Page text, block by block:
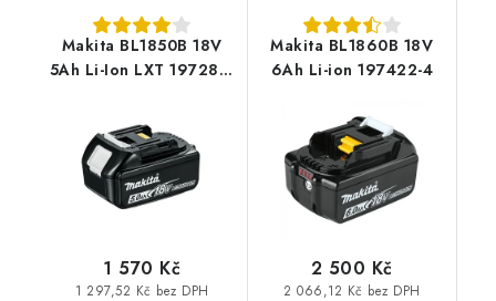
Makita BL1850B 18V
5Ah Li-Ion LXT 197280-
1 297,52 Kč bez DPH
1 570 Kč
Makita BL1860B 18V
6Ah Li-ion 197422-4
2 066,12 Kč bez DPH
2 500 Kč